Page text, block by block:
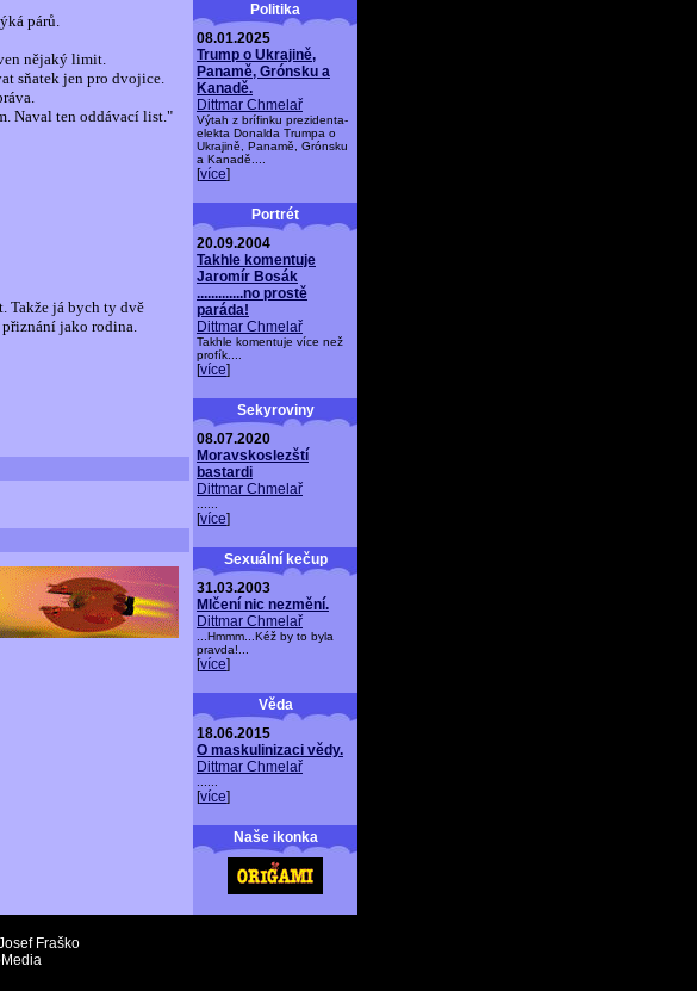
párů.
nějaký limit.
sňatek jen pro dvojice.
Naval ten oddávací list."
Takže já bych ty dvě
jako rodina.
Politika
08.01.2025
Trump o Ukrajině,
Panamě, Grónsku a
Kanadě.
Dittmar Chmelař
Výtah z brífinku prezidenta-
elekta Donalda Trumpa o
Ukrajině, Panamě, Grónsku
a Kanadě....
[více]
Portrét
20.09.2004
Takhle komentuje
Jaromír Bosák
.............no prostě
paráda!
Dittmar Chmelař
Takhle komentuje více než
profík....
[více]
Sekyroviny
08.07.2020
Moravskoslezští
bastardi
Dittmar Chmelař
[více]
Sexuální kečup
31.03.2003
Mlčení nic nezmění.
Dittmar Chmelař
...Hmmm...Kéž by to byla
pravda!...
[více]
Věda
18.06.2015
O maskulinizaci vědy.
Dittmar Chmelař
[více]
Naše ikonka
Fraško